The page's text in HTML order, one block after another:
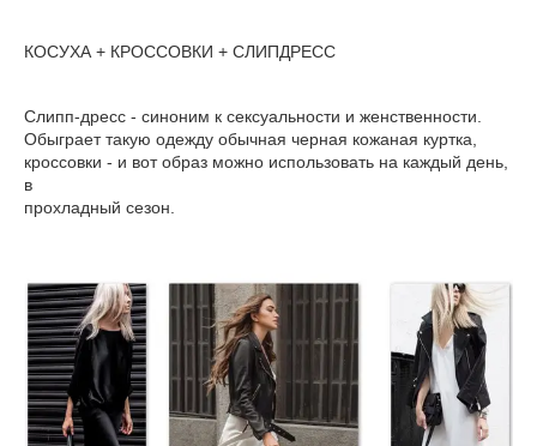
КОСУХА + КРОССОВКИ + СЛИПДРЕСС
Слипп-дресс - синоним к сексуальности и женственности.
Обыграет такую одежду обычная черная кожаная куртка,
кроссовки - и вот образ можно использовать на каждый день,
в
прохладный сезон.